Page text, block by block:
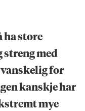
ha store
med
vanskelig for
kanskje har
mye